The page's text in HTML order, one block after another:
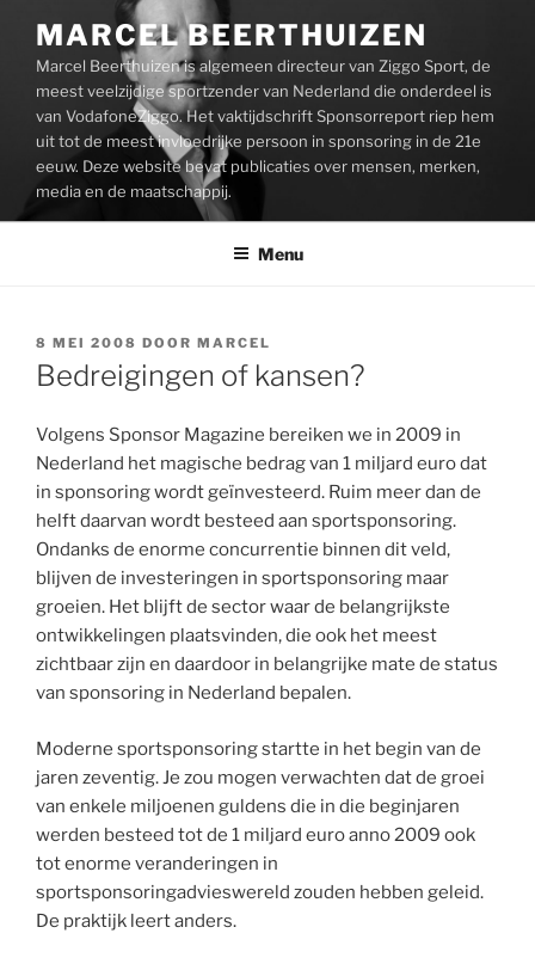
inhoud
MARCEL BEERTHUIZEN
Marcel Beerthuizen is algemeen directeur van Ziggo Sport, de
meest veelzijdige sportzender van Nederland die onderdeel is
van VodafoneZiggo. Het vaktijdschrift Sponsorreport riep hem
uit tot de meest invloedrijke persoon in sponsoring in de 21e
eeuw. Deze website bevat publicaties over mensen, merken,
media en de maatschappij.
Menu
GEPLAATST
OP
8 MEI 2008 DOOR MARCEL
Bedreigingen of kansen?
Volgens Sponsor Magazine bereiken we in 2009 in
Nederland het magische bedrag van 1 miljard euro dat
in sponsoring wordt geïnvesteerd. Ruim meer dan de
helft daarvan wordt besteed aan sportsponsoring.
Ondanks de enorme concurrentie binnen dit veld,
blijven de investeringen in sportsponsoring maar
groeien. Het blijft de sector waar de belangrijkste
ontwikkelingen plaatsvinden, die ook het meest
zichtbaar zijn en daardoor in belangrijke mate de status
van sponsoring in Nederland bepalen.
Moderne sportsponsoring startte in het begin van de
jaren zeventig. Je zou mogen verwachten dat de groei
van enkele miljoenen guldens die in die beginjaren
werden besteed tot de 1 miljard euro anno 2009 ook
tot enorme veranderingen in
sportsponsoringadvieswereld zouden hebben geleid.
De praktijk leert anders.